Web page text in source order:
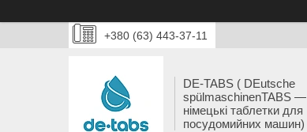
+380 (63) 443-37-11
DE-TABS ( DEutsche
spülmaschinenTABS ―
німецькі таблетки для
посудомийних машин)